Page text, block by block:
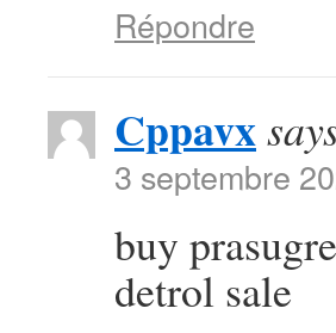
Répondre
Cppavx
3 septembre
buy
detrol sale